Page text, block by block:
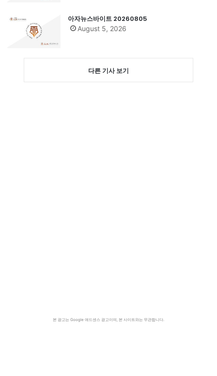
아자뉴스바이트 20260805
August 5, 2026
다른 기사 보기
본 광고는 Google 애드센스 광고이며, 본 사이트와는 무관합니다.